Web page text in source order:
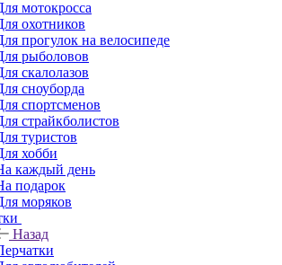
мотокросса
охотников
прогулок на велосипеде
рыболовов
скалолазов
сноуборда
спортсменов
страйкболистов
туристов
хобби
каждый день
подарок
моряков
Назад